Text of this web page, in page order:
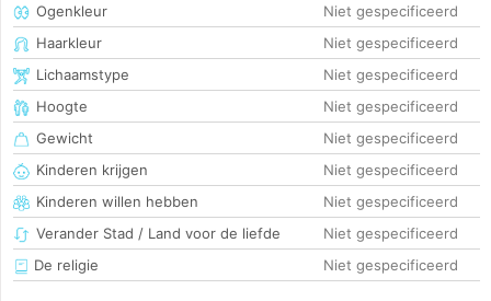
Ogenkleur
Niet gespecificeerd
Haarkleur
Niet gespecificeerd
Lichaamstype
Niet gespecificeerd
Hoogte
Niet gespecificeerd
Gewicht
Niet gespecificeerd
Kinderen krijgen
Niet gespecificeerd
Kinderen willen hebben
Niet gespecificeerd
Verander Stad / Land voor de liefde
Niet gespecificeerd
De religie
Niet gespecificeerd